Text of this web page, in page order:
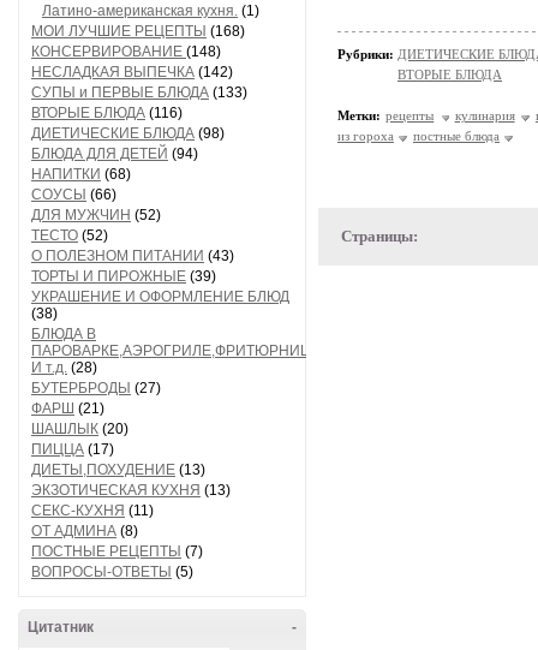
Латино-американская кухня. (1)
МОИ ЛУЧШИЕ РЕЦЕПТЫ (168)
КОНСЕРВИРОВАНИЕ (148)
НЕСЛАДКАЯ ВЫПЕЧКА (142)
СУПЫ и ПЕРВЫЕ БЛЮДА (133)
ВТОРЫЕ БЛЮДА (116)
ДИЕТИЧЕСКИЕ БЛЮДА (98)
БЛЮДА ДЛЯ ДЕТЕЙ (94)
НАПИТКИ (68)
СОУСЫ (66)
ДЛЯ МУЖЧИН (52)
ТЕСТО (52)
О ПОЛЕЗНОМ ПИТАНИИ (43)
ТОРТЫ И ПИРОЖНЫЕ (39)
УКРАШЕНИЕ И ОФОРМЛЕНИЕ БЛЮД
(38)
БЛЮДА В
ПАРОВАРКЕ,АЭРОГРИЛЕ,ФРИТЮРНИЦЕ
И т.д. (28)
БУТЕРБРОДЫ (27)
ФАРШ (21)
ШАШЛЫК (20)
ПИЦЦА (17)
ДИЕТЫ,ПОХУДЕНИЕ (13)
ЭКЗОТИЧЕСКАЯ КУХНЯ (13)
СЕКС-КУХНЯ (11)
ОТ АДМИНА (8)
ПОСТНЫЕ РЕЦЕПТЫ (7)
ВОПРОСЫ-ОТВЕТЫ (5)
-
Цитатник
Рубрики: ДИЕТИЧЕСКИЕ
ВТОРЫЕ БЛЮДА
Метки: рецепты кулинария
из гороха
постные блюда
Страницы: